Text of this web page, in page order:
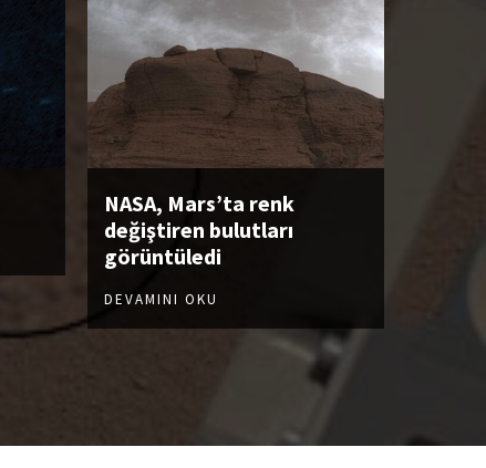
NASA, Mars’ta renk
değiştiren bulutları
görüntüledi
DEVAMINI OKU